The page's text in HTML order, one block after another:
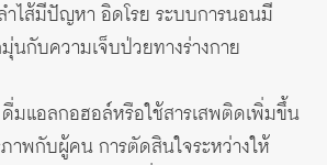
ำไส้มีปัญหา อิดโรย ระบบการนอนมี
กับความเจ็บป่วยทางร่างกาย
ดื่มแอลกอฮอล์หรือใช้สารเสพติดเพิ่มขึ้น
พกับผู้คน การตัดสินใจระหว่างให้